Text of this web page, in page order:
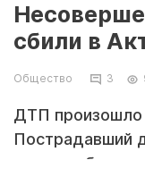
сбили в
Общество 3
ДТП произошло
Пострадавший
этом сообщили